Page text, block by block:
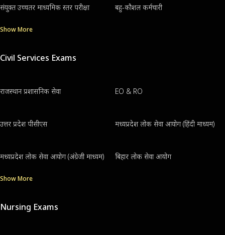
संयुक्त उच्चतर माध्यमिक स्तर परीक्षा बहु-कौशल कर्मचारी
Show More
Civil Services Exams
राजस्थान प्रशासनिक सेवा EO & RO
उत्तर प्रदेश पीसीएस मध्यप्रदेश लोक सेवा आयोग (हिंदी माध्यम)
मध्यप्रदेश लोक सेवा आयोग (अंग्रेजी माध्यम) बिहार लोक सेवा आयोग
Show More
Nursing Exams